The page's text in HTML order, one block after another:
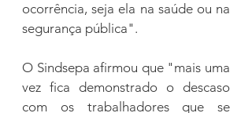
ocorrência, seja ela na saúde ou na
segurança pública".
O Sindsepa afirmou que "mais uma
vez fica demonstrado o descaso
com os trabalhadores que se